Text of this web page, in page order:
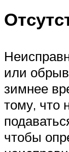
или
зимнее
тому, что
чтобы